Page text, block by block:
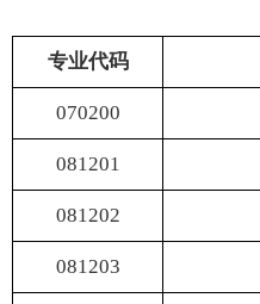
专业代码
070200
081201
081202
081203